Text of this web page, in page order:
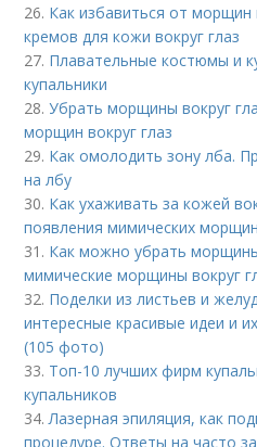
26. Как избавиться от
кремов для кожи вокруг глаз
27. Плавательные костюмы и
купальники
28.Убрать морщины вокруг
морщин вокруг глаз
29. Как омолодить зону лба.
на лбу
30. Как ухаживать за кожей
появления мимических морщин
31. Как можно убрать
мимические морщины вокруг
32. Поделки из листьев и
интересные красивые идеи и
(105 фото)
33. Топ-10 лучших фирм
купальников
34.Лазерная эпиляция, как
процедуре. Ответы на часто